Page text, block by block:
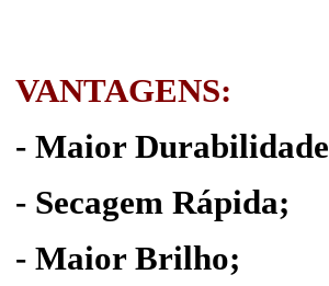
VANTAGENS:
- Maior Durabilidade
- Secagem Rápida;
- Maior Brilho;